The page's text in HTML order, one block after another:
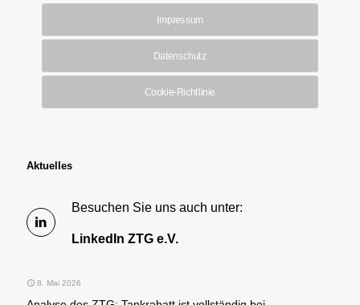
Impressum
Datenschutz
Cookie-Richtlinie
Aktuelles
Besuchen Sie uns auch unter:
LinkedIn ZTG e.V.
8. Mai 2026